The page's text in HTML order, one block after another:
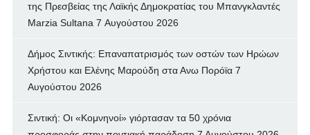
της Πρεσβείας της Λαϊκής Δημοκρατίας του Μπανγκλαντές
Marzia Sultana 7 Αυγούστου 2026
Δήμος Σιντικής: Επαναπατρισμός των oστών των Ηρώων
Χρήστου και Ελένης Μαρούδη στα Ανω Πορόϊα 7
Αυγούστου 2026
Σιντική: Οι «Κομνηνοί» γιόρτασαν τα 50 χρόνια